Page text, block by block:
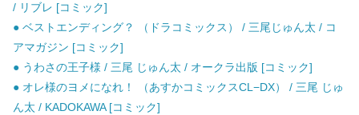
/ リブレ [コミック]
● ベストエンディング？ （ドラコミックス） / 三尾じゅん太 / コ
アマガジン [コミック]
● うわさの王子様 / 三尾 じゅん太 / オークラ出版 [コミック]
● オレ様のヨメになれ！ （あすかコミックスCL−DX） / 三尾 じゅ
ん太 / KADOKAWA [コミック]